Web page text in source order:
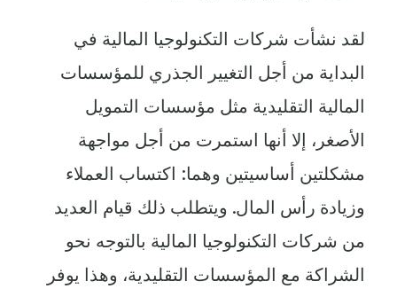
لقد نشأت شركات التكنولوجيا المالية في
البداية من أجل التغيير الجذري للمؤسسات
المالية التقليدية مثل مؤسسات التمويل
الأصغر، إلا أنها استمرت من أجل مواجهة
مشكلتين أساسيتين وهما: اكتساب العملاء
وزيادة رأس المال. ويتطلب ذلك قيام العديد
من شركات التكنولوجيا المالية بالتوجه نحو
الشراكة مع المؤسسات التقليدية، وهذا يوفر